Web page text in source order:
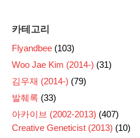
카테고리
Flyandbee (103)
Woo Jae Kim (2014-) (31)
김우재 (2014-) (79)
발췌록 (33)
아카이브 (2002-2013) (407)
Creative Geneticist (2013) (10)